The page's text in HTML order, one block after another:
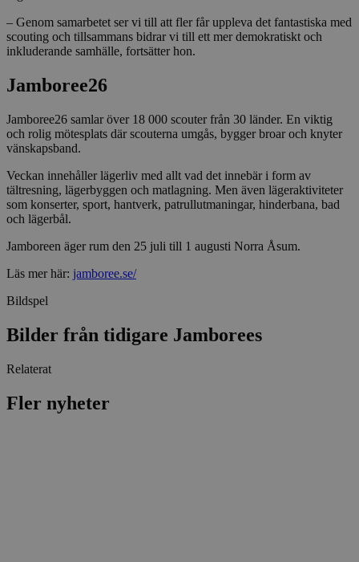
– Genom samarbetet ser vi till att fler får uppleva det fantastiska med
scouting och tillsammans bidrar vi till ett mer demokratiskt och
inkluderande samhälle, fortsätter hon.
Jamboree26
Jamboree26 samlar över 18 000 scouter från 30 länder. En viktig
och rolig mötesplats där scouterna umgås, bygger broar och knyter
vänskapsband.
Veckan innehåller lägerliv med allt vad det innebär i form av
tältresning, lägerbyggen och matlagning. Men även lägeraktiviteter
som konserter, sport, hantverk, patrullutmaningar, hinderbana, bad
och lägerbål.
Jamboreen äger rum den 25 juli till 1 augusti Norra Åsum.
Läs mer här: jamboree.se/
Bildspel
Bilder från tidigare Jamborees
Relaterat
Fler nyheter